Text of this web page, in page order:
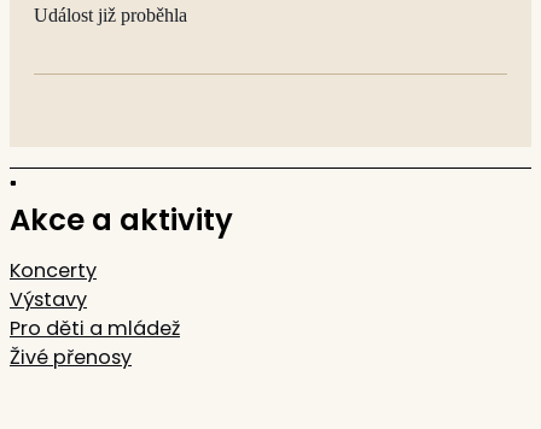
Událost již proběhla
Akce a aktivity
Koncerty
Výstavy
Pro děti a mládež
Živé přenosy